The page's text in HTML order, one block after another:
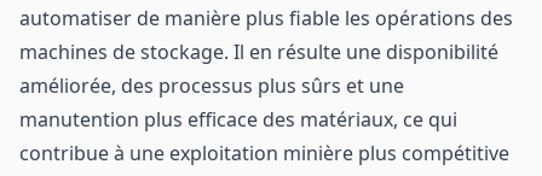
automatiser de manière plus fiable les opérations des
machines de stockage. Il en résulte une disponibilité
améliorée, des processus plus sûrs et une
manutention plus efficace des matériaux, ce qui
contribue à une exploitation minière plus compétitive